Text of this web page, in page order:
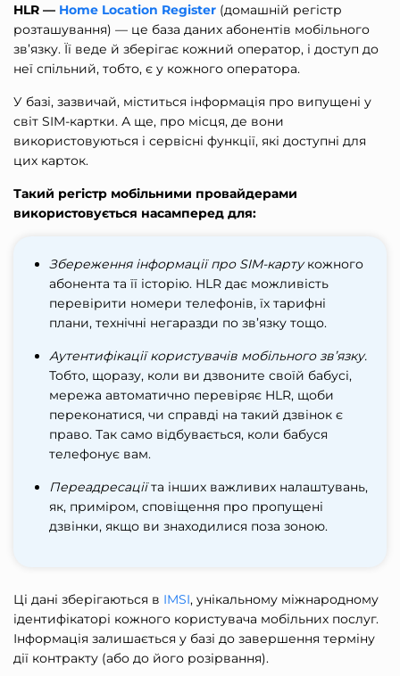
HLR — Home Location Register (домашній регістр
розташування) — це база даних абонентів мобільного
зв’язку. Її веде й зберігає кожний оператор, і доступ до
неї спільний, тобто, є у кожного оператора.
У базі, зазвичай, міститься інформація про випущені у
світ SIM-картки. А ще, про місця, де вони
використовуються і сервісні функції, які доступні для
цих карток.
Такий регістр мобільними провайдерами
використовується насамперед для:
Збереження інформації про SIM-картукожного
абонента та її історію. HLR дає можливість
перевірити номери телефонів, їх тарифні
плани, технічні негаразди по зв’язку тощо.
Аутентифікації користувачів мобільного зв’язку.
Тобто, щоразу, коли ви дзвоните своїй бабусі,
мережа автоматично перевіряє HLR, щоби
переконатися, чи справді на такий дзвінок є
право. Так само відбувається, коли бабуся
телефонує вам.
Переадресаціїта інших важливих налаштувань,
як, приміром, сповіщення про пропущені
дзвінки, якщо ви знаходилися поза зоною.
Ці дані зберігаються в IMSI, унікальному міжнародному
ідентифікаторі кожного користувача мобільних послуг.
Інформація залишається у базі до завершення терміну
дії контракту (або до його розірвання).